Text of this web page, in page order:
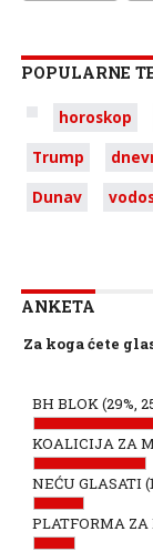
POPULARNE
horoskop
Trump
Dunav
ANKETA
Za koga ćete
BH BLOK(29%,
KOALICIJA ZA
NEĆU GLASATI
PLATFORMA ZA